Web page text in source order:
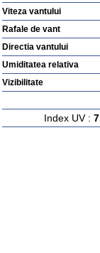
Viteza vantului
Rafale de vant
Directia vantului
Umiditatea relativa
Vizibilitate
Index UV : 7